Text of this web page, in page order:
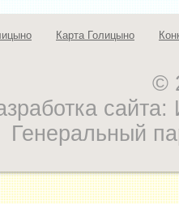
Карта Голицыно
©
Генеральный